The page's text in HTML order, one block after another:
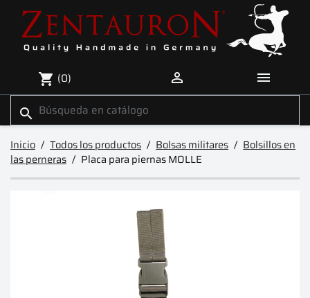
shopping_cart (0)  
search
Inicio Todos los productos Bolsas militares
Bolsillos en
las perneras
Placa para piernas MOLLE